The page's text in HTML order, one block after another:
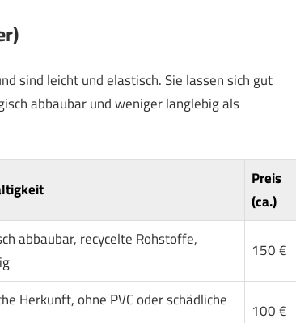
sind leicht und elastisch. Sie lassen sich gut
abbaubar und weniger langlebig als
Preis
(ca.)
abbaubar, recycelte Rohstoffe,
150 €
Herkunft, ohne PVC oder schädliche
100 €